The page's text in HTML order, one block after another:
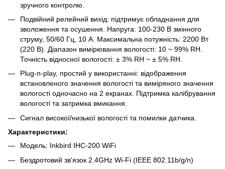
зручного контролю.
Подвійний релейний вихід: підтримує обладнання для
зволоження та осушення. Напруга: 100-230 В змінного
струму, 50/60 Гц, 10 А. Максимальна потужність: 2200 Вт
(220 В). Діапазон вимірювання вологості: 10 ~ 99% RH.
Точність відносної вологості: ± 3% RH ~ ± 5% RH.
Plug-n-play, простий у використанні: відображення
встановленого значення вологості та виміряного значення
вологості одночасно на 2 екранах. Підтримка калібрування
вологості та затримка вмикання.
Сигнал високої/низької вологості та помилки датчика.
Характеристики:
Модель: Inkbird IHC-200 WiFi
Бездротовий зв'язок 2.4GHz Wi-Fi (IEEE 802.11b/g/n)